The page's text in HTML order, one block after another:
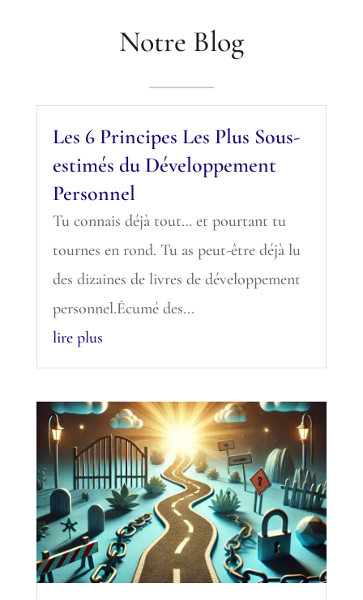
Notre Blog
Les 6 Principes Les Plus Sous-
estimés du Développement
Personnel
Tu connais déjà tout… et pourtant tu
tournes en rond. Tu as peut-être déjà lu
des dizaines de livres de développement
personnel.Écumé des...
lire plus